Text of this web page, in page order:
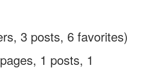
3 posts, 6 favorites)
1 posts, 1